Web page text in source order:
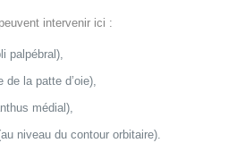
intervenir ici :
palpébral),
de la patte d’oie),
médial),
niveau du contour orbitaire).